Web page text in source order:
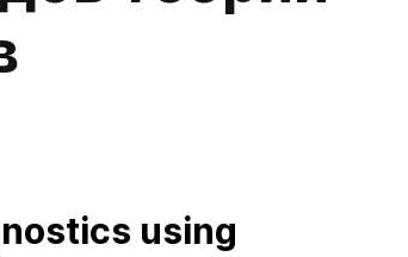
using